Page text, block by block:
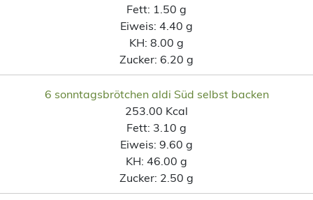
Fett: 1.50 g
Eiweis: 4.40 g
KH: 8.00 g
Zucker: 6.20 g
6 sonntagsbrötchen aldi Süd selbst backen
253.00 Kcal
Fett: 3.10 g
Eiweis: 9.60 g
KH: 46.00 g
Zucker: 2.50 g